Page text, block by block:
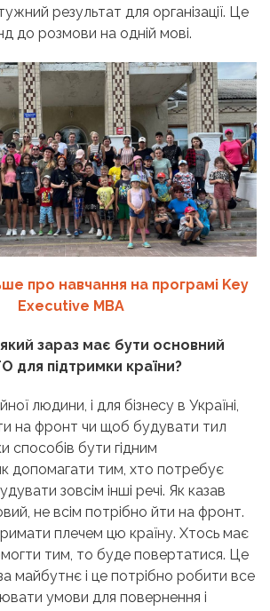
результат для організації. Це
до розмови на одній мові.
про навчання на програмі Key
Executive MBA
зараз має бути основний
для підтримки країни?
людини, і для бізнесу в Україні,
на фронт чи щоб будувати тил
способів бути гідним
допомагати тим, хто потребує
зовсім інші речі. Як казав
не всім потрібно йти на фронт.
плечем цю країну. Хтось має
тим, то буде повертатися. Це
майбутнє і це потрібно робити все
умови для повернення і